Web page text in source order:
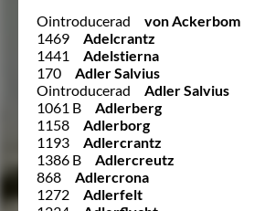
Ointroducerad
von Ackerbom
1469
Adelcrantz
1441
Adelstierna
170
Adler Salvius
Ointroducerad
Adler Salvius
1061 B
Adlerberg
1158
Adlerborg
1193
Adlercrantz
1386 B
Adlercreutz
868
Adlercrona
1272
Adlerfelt